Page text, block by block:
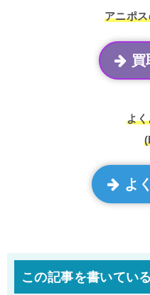
アニポ
買
よ
よ
この記事を書いてい